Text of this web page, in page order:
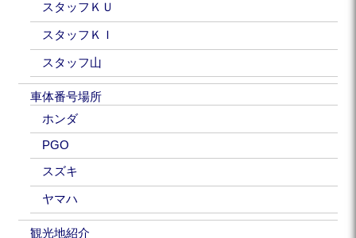
スタッフＫＵ
スタッフＫＩ
スタッフ山
車体番号場所
ホンダ
PGO
スズキ
ヤマハ
観光地紹介